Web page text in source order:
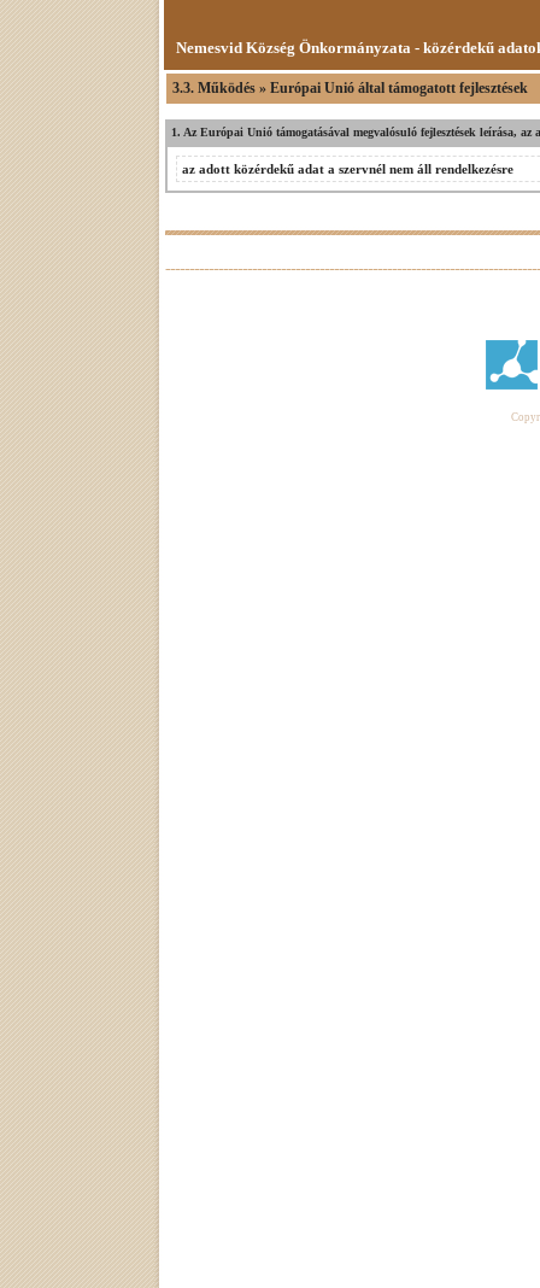
Nemesvid Község Önkormányzata - közérdekű
3.3. Működés » Európai Unió által támogatott fejlesztések
1. Az Európai Unió támogatásával megvalósuló fejlesztések leírása, az
az adott közérdekű adat a szervnél nem áll rendelkezésre